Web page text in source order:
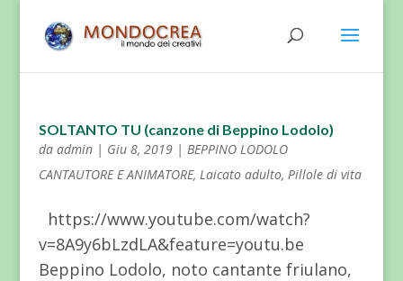
SOLTANTO TU (canzone di Beppino Lodolo)
da admin| Giu 8, 2019| BEPPINO LODOLO
CANTAUTORE E ANIMATORE, Laicato adulto, Pillole di vita
https://www.youtube.com/watch?
v=8A9y6bLzdLA&feature=youtu.be
Beppino Lodolo, noto cantante friulano,